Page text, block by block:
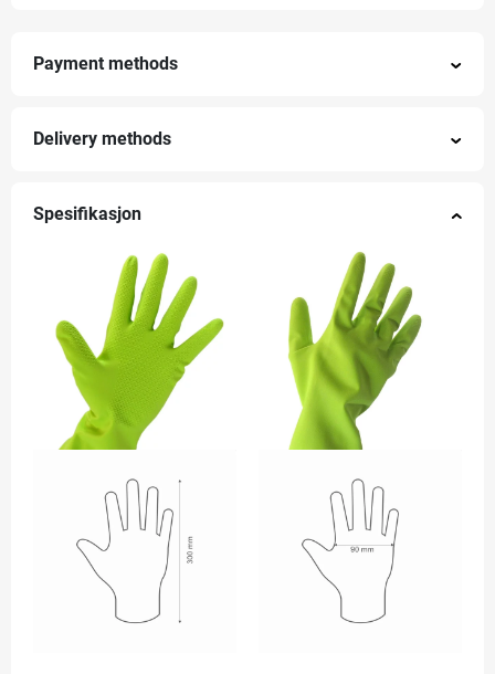
Payment methods
Delivery methods
Spesifikasjon